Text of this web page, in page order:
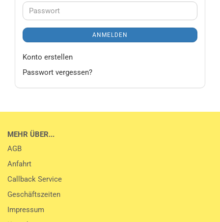
Passwort
ANMELDEN
Konto erstellen
Passwort vergessen?
MEHR ÜBER...
AGB
Anfahrt
Callback Service
Geschäftszeiten
Impressum